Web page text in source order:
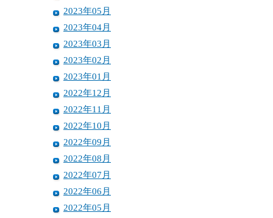
2023年05月
2023年04月
2023年03月
2023年02月
2023年01月
2022年12月
2022年11月
2022年10月
2022年09月
2022年08月
2022年07月
2022年06月
2022年05月